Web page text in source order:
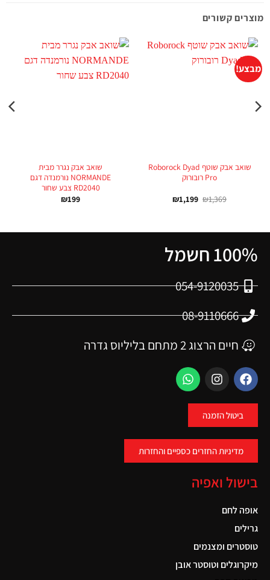
מוצרים קשורים
מבצע!
שואב אבק שוטף Roborock Dyad
Pro רובורוק
₪1,369
₪1,199
שואב אבק נגרר מבית
NORMANDE נורמנדה דגם
RD2040 צבע שחור
₪199
100% חשמל
054-9120035
08-9110666
חיים הרצוג 2 מתחם בליליוס גדרה
ביטול הזמנה
מדיניות החזרים כספיים והחזרות
בישול ואפיה
אופה לחם
גרילים
טוסטרים ומצנמים
מיקרוגלים וטוסטר אובן